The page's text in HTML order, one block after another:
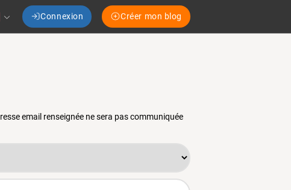
Connexion Créer mon blog
email renseignée ne sera pas communiquée